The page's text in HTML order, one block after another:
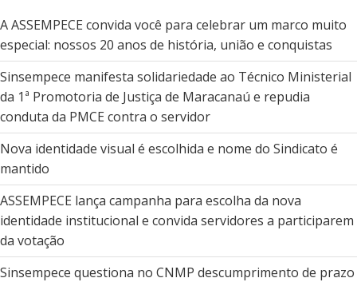
A ASSEMPECE convida você para celebrar um marco muito
especial: nossos 20 anos de história, união e conquistas
Sinsempece manifesta solidariedade ao Técnico Ministerial
da 1ª Promotoria de Justiça de Maracanaú e repudia
conduta da PMCE contra o servidor
Nova identidade visual é escolhida e nome do Sindicato é
mantido
ASSEMPECE lança campanha para escolha da nova
identidade institucional e convida servidores a participarem
da votação
Sinsempece questiona no CNMP descumprimento de prazo